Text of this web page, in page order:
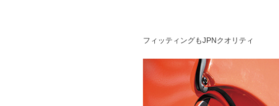
フィッティングもJPNクオリティ